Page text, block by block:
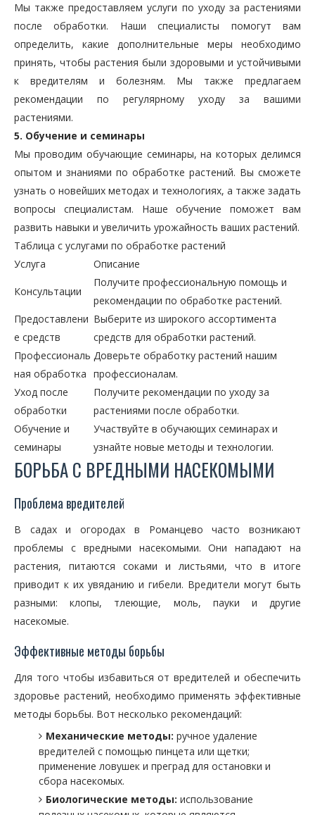
Мы также предоставляем услуги по уходу за растениями
после обработки. Наши специалисты помогут вам
определить, какие дополнительные меры необходимо
принять, чтобы растения были здоровыми и устойчивыми
к вредителям и болезням. Мы также предлагаем
рекомендации по регулярному уходу за вашими
растениями.
5. Обучение и семинары
Мы проводим обучающие семинары, на которых делимся
опытом и знаниями по обработке растений. Вы сможете
узнать о новейших методах и технологиях, а также задать
вопросы специалистам. Наше обучение поможет вам
развить навыки и увеличить урожайность ваших растений.
Таблица с услугами по обработке растений
Услуга
Описание
Консультации
Получите профессиональную помощь и
рекомендации по обработке растений.
Предоставлени
е средств
Выберите из широкого ассортимента
средств для обработки растений.
Профессиональ
ная обработка
Доверьте обработку растений нашим
профессионалам.
Уход после
обработки
Получите рекомендации по уходу за
растениями после обработки.
Обучение и
семинары
Участвуйте в обучающих семинарах и
узнайте новые методы и технологии.
БОРЬБА С ВРЕДНЫМИ НАСЕКОМЫМИ
Проблема вредителей
В садах и огородах в Романцево часто возникают
проблемы с вредными насекомыми. Они нападают на
растения, питаются соками и листьями, что в итоге
приводит к их увяданию и гибели. Вредители могут быть
разными: клопы, тлеющие, моль, пауки и другие
насекомые.
Эффективные методы борьбы
Для того чтобы избавиться от вредителей и обеспечить
здоровье растений, необходимо применять эффективные
методы борьбы. Вот несколько рекомендаций:
Механические методы: ручное удаление
вредителей с помощью пинцета или щетки;
применение ловушек и преград для остановки и
сбора насекомых.
Биологические методы: использование